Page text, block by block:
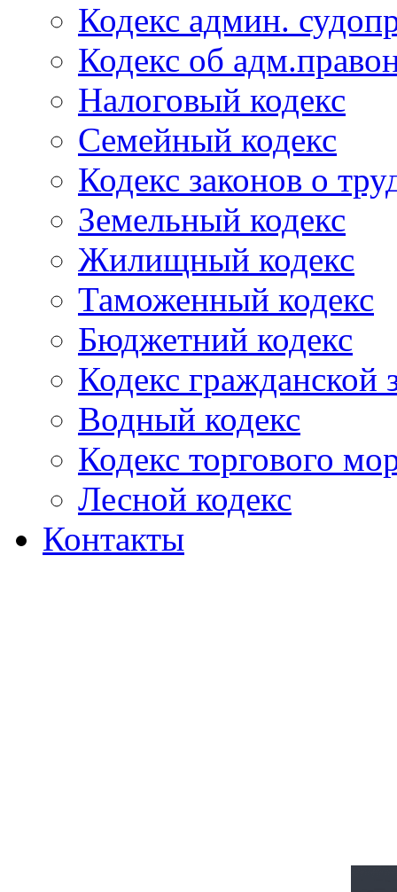
Кодекс админ.
Кодекс об
Налоговый кодекс
Семейный кодекс
Кодекс законов о
Земельный кодекс
Жилищный кодекс
Таможенный кодекс
Бюджетний кодекс
Кодекс гражданской
Водный кодекс
Кодекс торгового
Лесной кодекс
Контакты